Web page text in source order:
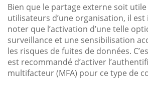
Bien que le partage externe soit
utilisateurs d’une organisation, il
noter que l’activation d’une telle
surveillance et une sensibilisation
les risques de fuites de données.
est recommandé d’activer
multifacteur (MFA) pour ce type de